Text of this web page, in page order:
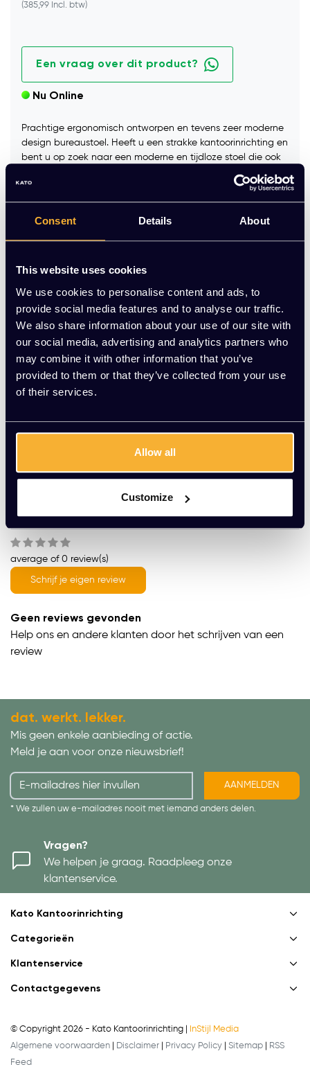
Consent Details About
This website uses cookies
We use cookies to personalise content and ads, to
provide social media features and to analyse our traffic.
We also share information about your use of our site with
our social media, advertising and analytics partners who
may combine it with other information that you’ve
provided to them or that they’ve collected from your use
of their services.
Allow all
Customize
(385,99 Incl. btw)
Een vraag over dit product?
Nu Online
Prachtige ergonomisch ontworpen en tevens zeer moderne
design bureaustoel. Heeft u een strakke kantoorinrichting en
bent u op zoek naar een moderne en tijdloze stoel die ook
Aantal - +
Toevoegen aan winkelwagen
Vraag jouw persoonlijke aanbieding aan
Vrijblijvende offerte
Meer dan 20 jaar ervaring
Productomschrijving
average of 0 review(s)
Schrijf je eigen review
Geen reviews gevonden
Help ons en andere klanten door het schrijven van een
review
dat. werkt. lekker.
Mis geen enkele aanbieding of actie.
Meld je aan voor onze nieuwsbrief!
AANMELDEN
* We zullen uw e-mailadres nooit met iemand anders delen.
Vragen?
We helpen je graag. Raadpleeg onze
klantenservice.
Kato Kantoorinrichting
Categorieën
Klantenservice
Contactgegevens
© Copyright 2026 - Kato Kantoorinrichting |
InStijl Media
Algemene voorwaarden
Disclaimer Privacy Policy Sitemap
RSS
Feed